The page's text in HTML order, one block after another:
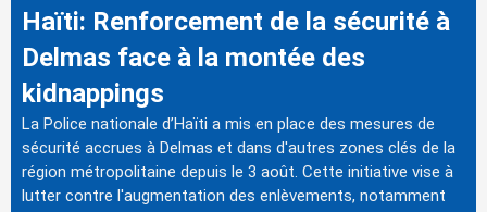
Haïti: Renforcement de la sécurité à
Delmas face à la montée des
kidnappings
La Police nationale d’Haïti a mis en place des mesures de
sécurité accrues à Delmas et dans d'autres zones clés de la
région métropolitaine depuis le 3 août. Cette initiative vise à
lutter contre l'augmentation des enlèvements, notamment